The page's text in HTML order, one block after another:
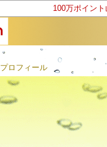
100万ポイン
プロフィール